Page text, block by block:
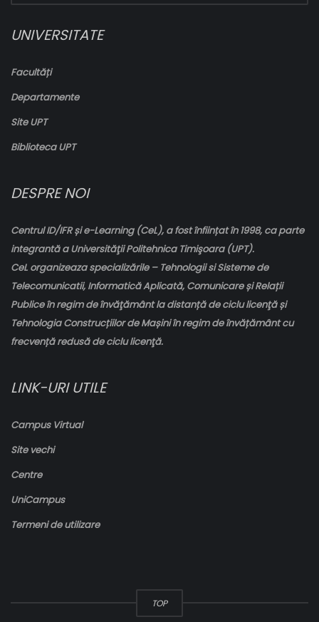
UNIVERSITATE
Facultăți
Departamente
Site UPT
Biblioteca UPT
DESPRE NOI
Centrul ID/IFR și e-Learning (CeL), a fost înființat în 1998, ca parte
integrantă a Universităţii Politehnica Timişoara (UPT).
CeL organizeaza specializările – Tehnologii si Sisteme de
Telecomunicatii, Informatică Aplicată, Comunicare și Relații
Publice în regim de învăţământ la distanță de ciclu licenţă și
Tehnologia Construcțiilor de Mașini în regim de învățământ cu
frecvență redusă de ciclu licenţă.
LINK-URI UTILE
Campus Virtual
Site vechi
Centre
UniCampus
Termeni de utilizare
TOP